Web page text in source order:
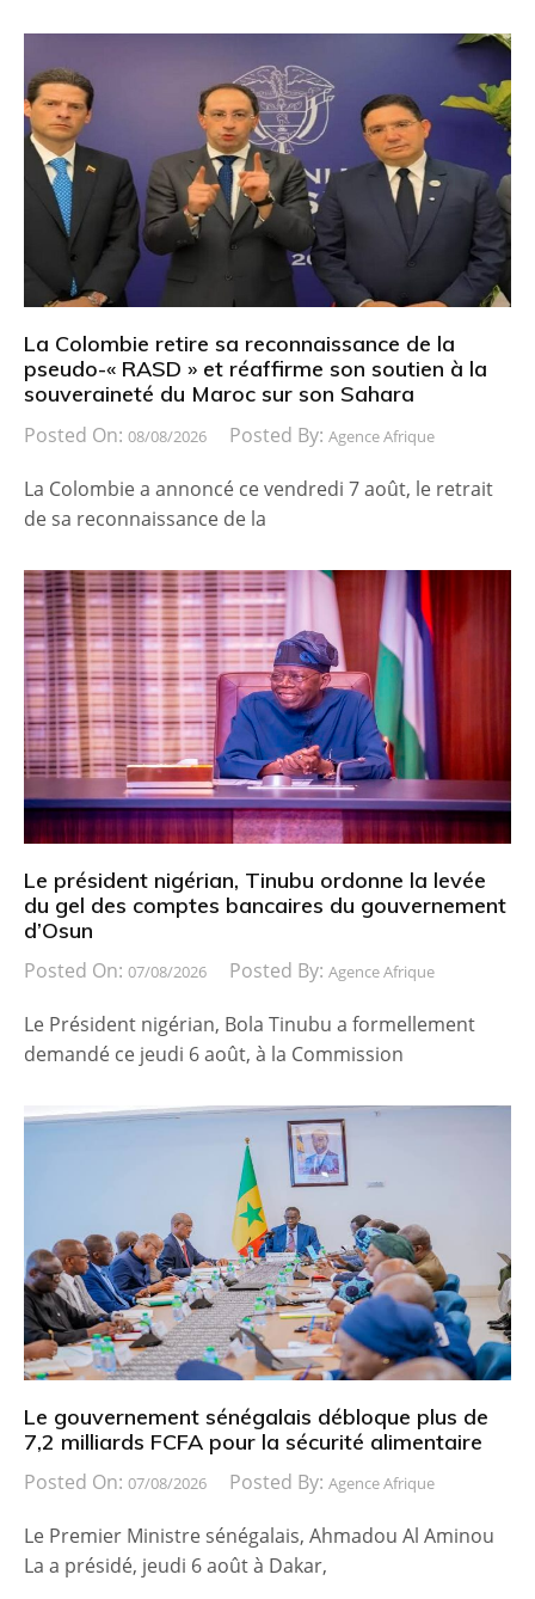
La Colombie retire sa reconnaissance de la
pseudo-« RASD » et réaffirme son soutien à la
souveraineté du Maroc sur son Sahara
Posted On: 08/08/2026 Posted By: Agence Afrique
La Colombie a annoncé ce vendredi 7 août, le retrait
de sa reconnaissance de la
Le président nigérian, Tinubu ordonne la levée
du gel des comptes bancaires du gouvernement
d’Osun
Posted On: 07/08/2026 Posted By: Agence Afrique
Le Président nigérian, Bola Tinubu a formellement
demandé ce jeudi 6 août, à la Commission
Le gouvernement sénégalais débloque plus de
7,2 milliards FCFA pour la sécurité alimentaire
Posted On: 07/08/2026 Posted By: Agence Afrique
Le Premier Ministre sénégalais, Ahmadou Al Aminou
La a présidé, jeudi 6 août à Dakar,